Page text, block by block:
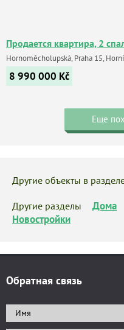
Продается квартира, 2
Hornoměcholupská, Praha 15,
8 990 000 Kč
Еще
Другие объекты в
Другие разделы Дома
Новостройки
Обратная связь